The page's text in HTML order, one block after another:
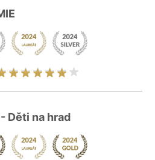
Děti na hrad